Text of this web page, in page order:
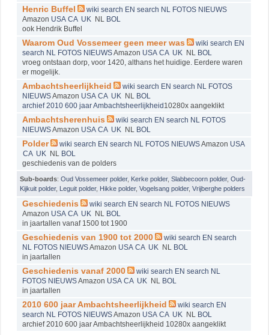
Henric Buffel wiki search EN search NL FOTOS NIEUWS
Amazon USA CA UK NL BOL
ook Hendrik Buffel
Waarom Oud Vossemeer geen meer was wiki search EN
search NL FOTOS NIEUWSAmazon USA CA UK NL BOL
vroeg ontstaan dorp, voor 1420, althans het huidige. Eerdere waren
er mogelijk.
Ambachtsheerlijkheid wiki search EN search NL FOTOS
NIEUWSAmazon USA CA UK NL BOL
archief 2010 600 jaar Ambachtsheerlijkheid10280x aangeklikt
Ambachtsherenhuis wiki search EN search NL FOTOS
NIEUWSAmazon USA CA UK NL BOL
Polder wiki search EN search NL FOTOS NIEUWSAmazon USA
CA UK NL BOL
geschiedenis van de polders
Sub-boards: Oud Vossemeer polder, Kerke polder, Slabbecoorn polder, Oud-
Kijkuit polder, Leguit polder, Hikke polder, Vogelsang polder, Vrijberghe polders
Geschiedenis wiki search EN search NL FOTOS NIEUWS
Amazon USA CA UK NL BOL
in jaartallen vanaf 1500 tot 1900
Geschiedenis van 1900 tot 2000 wiki search EN search
NL FOTOS NIEUWSAmazon USA CA UK NL BOL
in jaartallen
Geschiedenis vanaf 2000 wiki search EN search NL
FOTOS NIEUWSAmazon USA CA UK NL BOL
in jaartallen
2010 600 jaar Ambachtsheerlijkheid wiki search EN
search NL FOTOS NIEUWSAmazon USA CA UK NL BOL
archief 2010 600 jaar Ambachtsheerlijkheid 10280x aangeklikt